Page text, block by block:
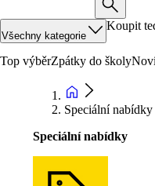
Všechny kategorie
Koupit
Top výběrZpátky do školy
Speciální nabídky
Speciální nabídky